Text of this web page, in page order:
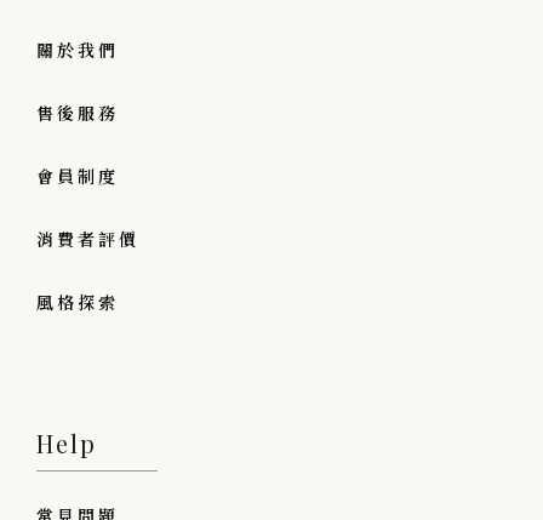
關於我們
售後服務
會員制度
消費者評價
風格探索
Help
常見問題